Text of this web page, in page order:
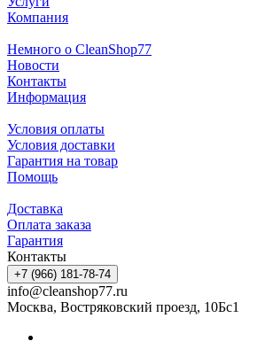
Компания
Немного о CleanShop77
Новости
Контакты
Информация
Условия оплаты
Условия доставки
Гарантия на товар
Помощь
Доставка
Оплата заказа
Гарантия
Контакты
+7 (966) 181-78-74
info@cleanshop77.ru
Москва, Востряковский проезд, 10Бс1